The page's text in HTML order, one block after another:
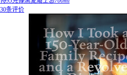
30条评价